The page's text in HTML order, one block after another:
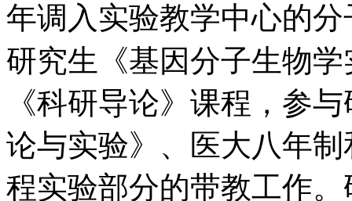
年调入实验教学中心的分
研究生《基因分子生物
《科研导论》课程，参
论与实验》、医大八年
程实验部分的带教工作